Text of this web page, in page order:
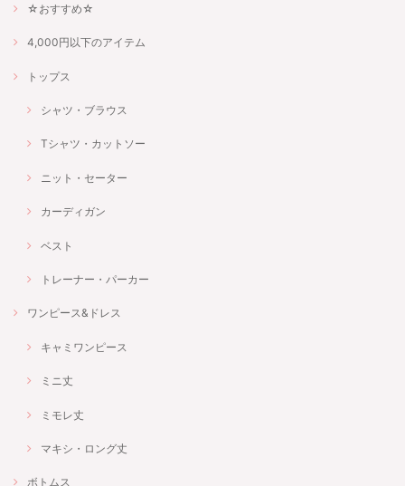
☆おすすめ☆
4,000円以下のアイテム
トップス
シャツ・ブラウス
Tシャツ・カットソー
ニット・セーター
カーディガン
ベスト
トレーナー・パーカー
ワンピース&ドレス
キャミワンピース
ミニ丈
ミモレ丈
マキシ・ロング丈
ボトムス